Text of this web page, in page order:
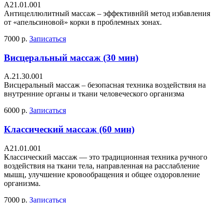
A21.01.001
Антицеллюлитный массаж – эффективнйй метод избавления
от «апельсиновой» корки в проблемных зонах.
7000 р. Записаться
Висцеральный массаж (30 мин)
А.21.30.001
Висцеральный массаж – безопасная техника воздействия на
внутренние органы и ткани человеческого организма
6000 р. Записаться
Классический массаж (60 мин)
A21.01.001
Классический массаж — это традиционная техника ручного
воздействия на ткани тела, направленная на расслабление
мышц, улучшение кровообращения и общее оздоровление
организма.
7000 р. Записаться